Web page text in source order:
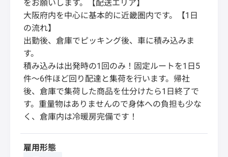
をお願いします。【配送エリア】
大阪府内を中心に基本的に近畿圏内です。【1日
の流れ】
出勤後、倉庫でピッキング後、車に積み込みま
す。
積み込みは出発時の1回のみ！固定ルートを1日5
件～6件ほど回り配達と集荷を行います。帰社
後、倉庫で集荷した商品を仕分けたら1日終了で
す。重量物はありませんので身体への負担も少な
く、倉庫内は冷暖房完備です！
雇用形態